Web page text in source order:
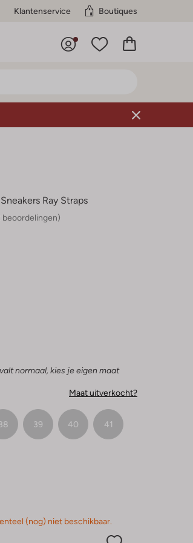
Klantenservice Boutiques
Ray Straps
beoordelingen)
normaal, kies je eigen maat
Maat uitverkocht?
39 40 41
(nog) niet beschikbaar.